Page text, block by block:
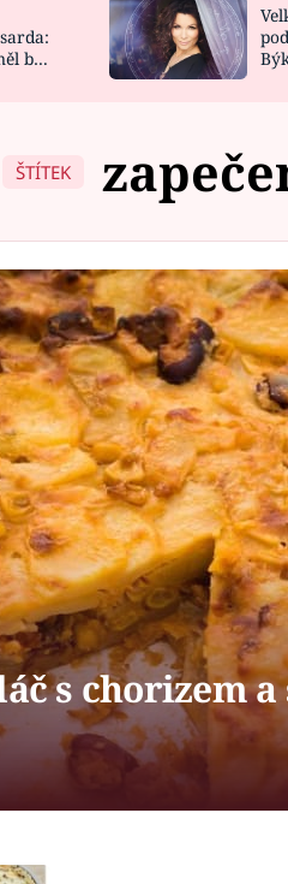
NOVINKY
by
ŠTÍTEK
s chorizem